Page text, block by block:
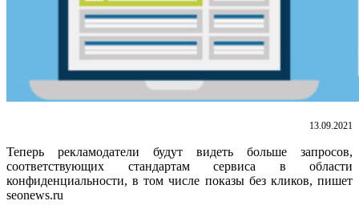
13.09.2021
Теперь рекламодатели будут видеть больше запросов,
соответствующих стандартам сервиса в области
конфиденциальности, в том числе показы без кликов, пишет
seonews.ru